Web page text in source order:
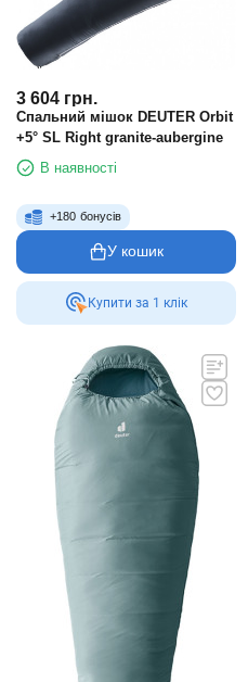
3 604 грн.
Спальний мішок DEUTER Orbit
+5° SL Right granite-aubergine
В наявності
+180 бонусів
У кошик
Купити за 1 клiк